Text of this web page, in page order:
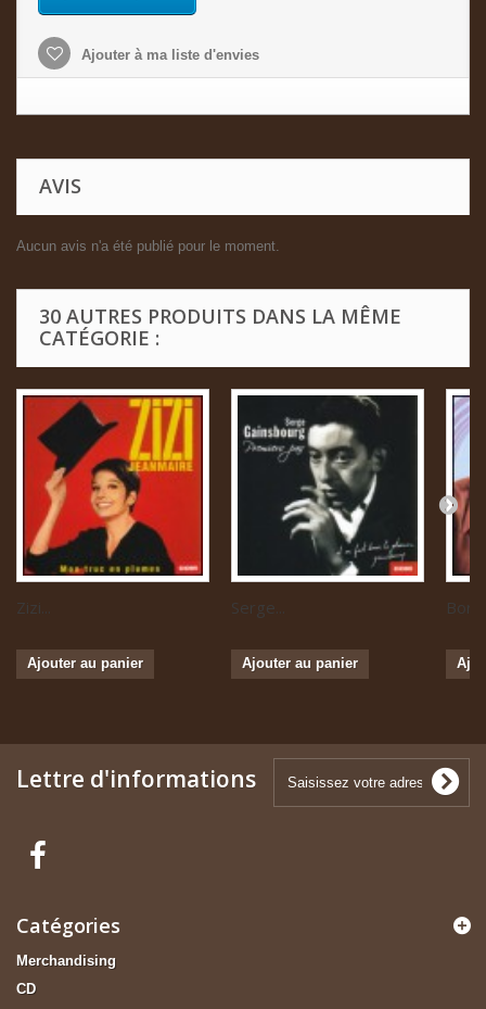
Ajouter à ma liste d'envies
AVIS
Aucun avis n'a été publié pour le moment.
30 AUTRES PRODUITS DANS LA MÊME
CATÉGORIE :
Zizi...
Ajouter au panier
Serge...
Ajouter au panier
Lettre d'informations
Catégories
Merchandising
CD